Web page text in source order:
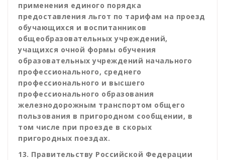
применения единого порядка
предоставления льгот по тарифам на проезд
обучающихся и воспитанников
общеобразовательных учреждений,
учащихся очной формы обучения
образовательных учреждений начального
профессионального, среднего
профессионального и высшего
профессионального образования
железнодорожным транспортом общего
пользования в пригородном сообщении, в
том числе при проезде в скорых
пригородных поездах.
13. Правительству Российской Федерации